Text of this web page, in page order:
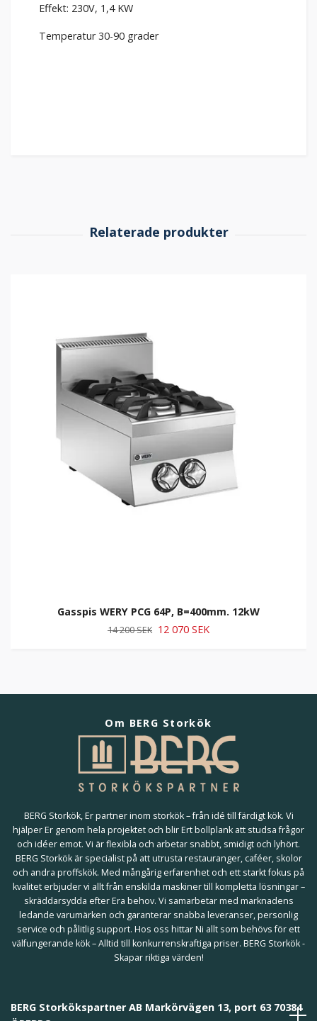
Effekt: 230V, 1,4 KW
Temperatur 30-90 grader
Gasspis WERY PCG 64P, B=400mm. 12kW
14 200 SEK 12 070 SEK
Om BERG Storkök
BERG Storkök, Er partner inom storkök – från idé till färdigt kök. Vi
hjälper Er genom hela projektet och blir Ert bollplank att studsa frågor
och idéer emot. Vi är flexibla och arbetar snabbt, smidigt och lyhört.
BERG Storkök är specialist på att utrusta restauranger, caféer, skolor
och andra proffskök. Med mångårig erfarenhet och ett starkt fokus på
kvalitet erbjuder vi allt från enskilda maskiner till kompletta lösningar –
skräddarsydda efter Era behov. Vi samarbetar med marknadens
ledande varumärken och garanterar snabba leveranser, personlig
service och pålitlig support. Hos oss hittar Ni allt som behövs för ett
välfungerande kök – Alltid till konkurrenskraftiga priser. BERG Storkök -
Skapar riktiga värden!
BERG Storkökspartner AB Markörvägen 13, port 63 70384